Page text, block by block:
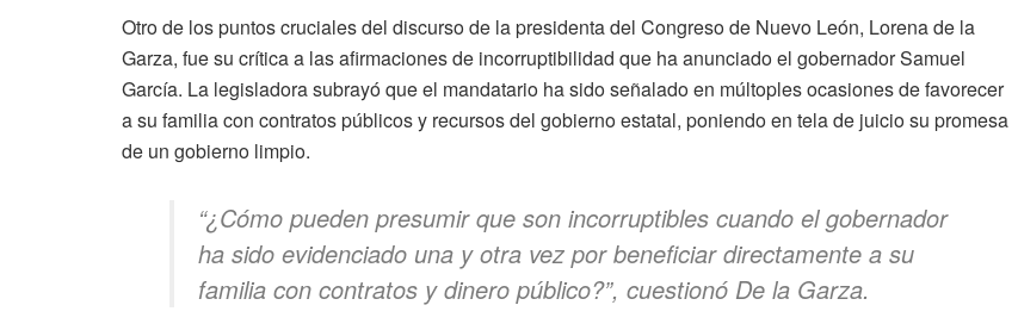
Otro de los puntos cruciales del discurso de la presidenta del Congreso de Nuevo León, Lorena de la
Garza, fue su crítica a las afirmaciones de incorruptibilidad que ha anunciado el gobernador Samuel
García. La legisladora subrayó que el mandatario ha sido señalado en múltoples ocasiones de favorecer
a su familia con contratos públicos y recursos del gobierno estatal, poniendo en tela de juicio su promesa
de un gobierno limpio.
“¿Cómo pueden presumir que son incorruptibles cuando el gobernador
ha sido evidenciado una y otra vez por beneficiar directamente a su
familia con contratos y dinero público?”, cuestionó De la Garza.